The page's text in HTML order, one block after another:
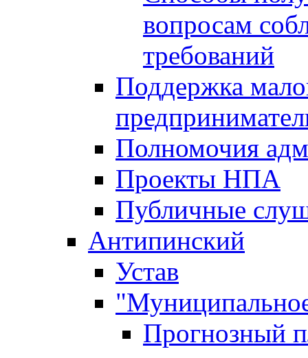
вопросам
требований
Поддержка
Полномочия
Проекты НПА
Публичные
Антипинский
Устав
Прогнозный